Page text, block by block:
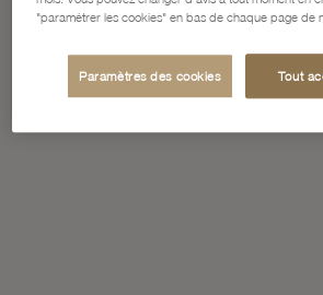
"paramétrer les cookies" en bas de chaque page de
Paramètres des cookies Tout